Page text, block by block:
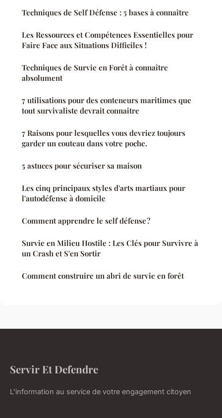
Techniques de Self Défense : 5 bases à connaître
Les Ressources et Compétences Essentielles pour
Faire Face aux Situations Difficiles !
Techniques de Survie en Forêt à connaître
absolument
7 utilisations pour des conteneurs maritimes que
tout survivaliste devrait connaitre
7 Raisons pour lesquelles vous devriez toujours
garder un couteau dans votre poche.
5 astuces pour sécuriser sa maison
Les cinq principaux styles d'arts martiaux pour
l'autodéfense à domicile
Comment apprendre le self défense ?
Survie en Milieu Hostile : Les Clés pour Survivre à
un Crash et S'en Sortir
Comment construire un abri de survie en forêt
Servir Et Defendre
L'information au service de votre engagement citoyen